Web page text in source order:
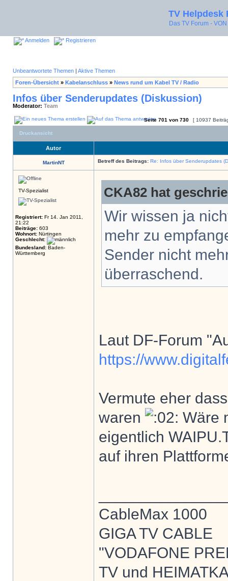
TV Helpdesk
Das TV Forum -
Anmelden Registrieren
Unbeantwortete Themen | Aktive Themen
Foren-Übersicht » Kabelanschluss » News rund um Kabel TV / Radio
Infos über Senderupdates (Diskussion)
Moderator: Team
Seite 701 von 730 [ 10937
Druckansicht
Autor
MartinNT Betreff des Beitrags: Re: Infos über Senderupdates
TV-Spezialist
Registriert: Fr 14. Jan 2011,
21:22
Beiträge: 603
Wohnort: Nürtingen
Geschlecht:
Bundesland: Baden-
Württemberg
CKA82 hat
Wir wissen ja
mehr zu
Sender nicht
überraschend.
Laut DF-Forum
https://
Vermute eher
waren
Wäre
eigentlich
auf ihren
CableMax 1000
GIGA TV CABLE
"VODAFONE
TV und